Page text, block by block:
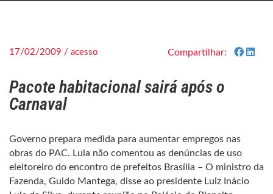
17/02/2009 / acesso Compartilhar:
Pacote habitacional sairá após o
Carnaval
Governo prepara medida para aumentar empregos nas
obras do PAC. Lula não comentou as denúncias de uso
eleitoreiro do encontro de prefeitos Brasília – O ministro da
Fazenda, Guido Mantega, disse ao presidente Luiz Inácio